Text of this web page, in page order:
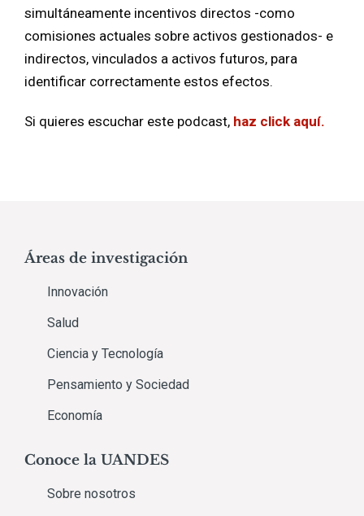
simultáneamente incentivos directos -como
comisiones actuales sobre activos gestionados- e
indirectos, vinculados a activos futuros, para
identificar correctamente estos efectos.
Si quieres escuchar este podcast, haz click aquí.
Áreas de investigación
Innovación
Salud
Ciencia y Tecnología
Pensamiento y Sociedad
Economía
Conoce la UANDES
Sobre nosotros